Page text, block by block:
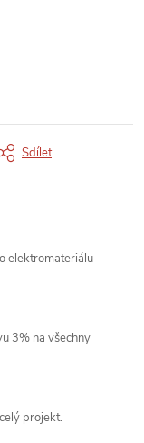
Sdílet
elektromateriálu
3% na všechny
projekt.